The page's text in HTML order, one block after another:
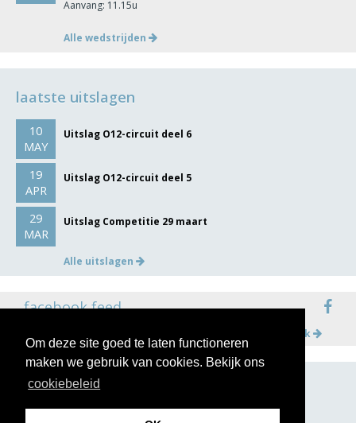
Om deze site goed te laten functioneren
maken we gebruik van cookies. Bekijk ons
cookiebeleid
Aanvang: 11.15u
Alle wedstrijden
laatste uitslagen
10
MAY
Uitslag O12-circuit deel 6
19
APR
Uitslag O12-circuit deel 5
29
MAR
Uitslag Competitie 29 maart
Alle uitslagen
facebook feed
Meer op facebook
volg ons op